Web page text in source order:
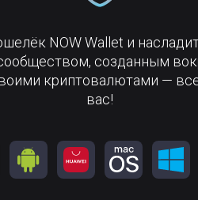
NOW Wallet и
созданным
криптовалютами —
вас!